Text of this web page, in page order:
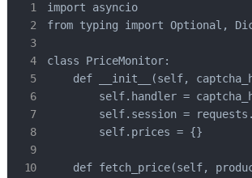
import asyncio
from typing import Optional,
class PriceMonitor:
def __init__(self,
self.handler =
self.session =
        self.prices = {}
def fetch_price(self,